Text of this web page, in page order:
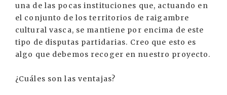
una de las pocas instituciones que, actuando en
el conjunto de los territorios de raigambre
cultural vasca, se mantiene por encima de este
tipo de disputas partidarias. Creo que esto es
algo que debemos recoger en nuestro proyecto.
¿Cuáles son las ventajas?